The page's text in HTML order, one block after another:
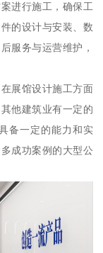
进行施工，确保工
的设计与安装、数
服务与运营维护，
展馆设计施工方面
他建筑业有一定的
备一定的能力和实
成功案例的大型公